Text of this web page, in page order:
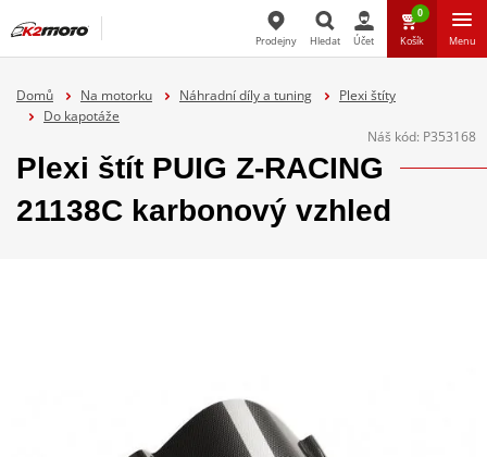
Prodejny Hledat Účet
0
Košík Menu
Domů Na motorku Náhradní díly a tuning
Plexi štíty
Do kapotáže
Náš kód: P353168
Plexi štít PUIG Z-RACING
21138C karbonový vzhled